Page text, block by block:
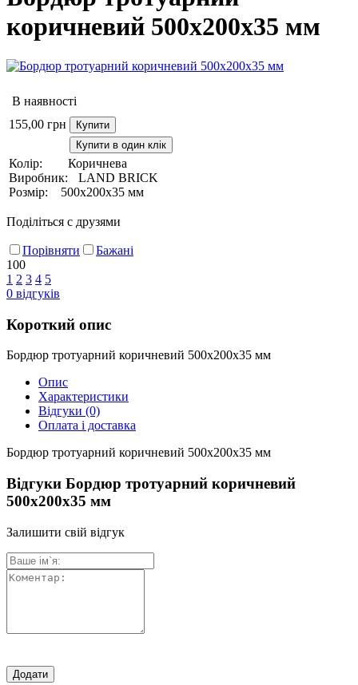
коричневий 500х200х35 мм
В наявності
155,00 грн
Купити
Купити в один клік
Колір:
Коричнева
Виробник:
LAND BRICK
Розмір:
500х200х35 мм
Поділіться с друзями
Порівняти
Бажані
100
1 2 3 4 5
0 відгуків
Короткий опис
Бордюр тротуарний коричневий 500х200х35 мм
Опис
Характеристики
Відгуки (0)
Оплата і доставка
Бордюр тротуарний коричневий 500х200х35 мм
Відгуки Бордюр тротуарний коричневий
500х200х35 мм
Залишити свій відгук